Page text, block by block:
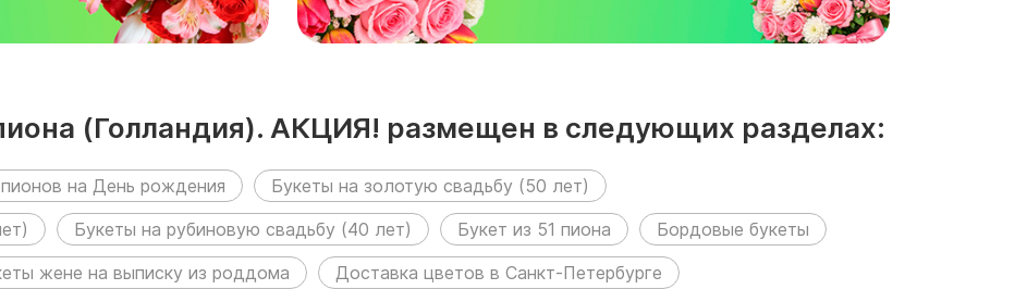
(Голландия). АКЦИЯ! размещен в следующих разделах:
на День рождения
Букеты на золотую свадьбу (50 лет)
Букеты на рубиновую свадьбу (40 лет) Букет из 51 пиона
Бордовые букеты
жене на выписку из роддома Доставка цветов в Санкт-Петербурге